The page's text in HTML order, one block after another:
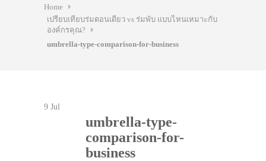
Home
เปรียบเทียบร่มตอนเดียว vs ร่มพับ แบบไหนเหมาะกับ
องค์กรคุณ?
umbrella-type-comparison-for-business
9 Jul
umbrella-type-
comparison-for-
business